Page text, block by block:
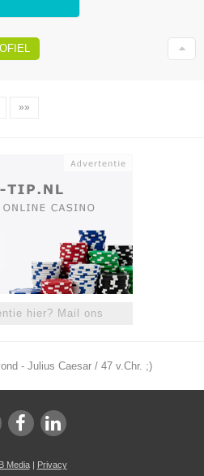
»»
hier? Mail ons
- Julius Caesar / 47 v.Chr. ;)
Media| Privacy